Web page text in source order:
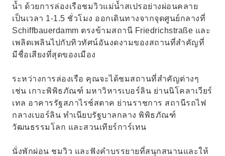
น้ำ ด้วยการล่องเรือชมวิวแม่น้ำสเปรอย่างผ่อนคลาย
เป็นเวลา 1-1.5 ชั่วโมง ออกเดินทางจากจุดศูนย์กลางที่
Schiffbauerdamm ตรงข้ามสถานี Friedrichstraße และ
เพลิดเพลินไปกับทิวทัศน์อันงดงามของสถานที่สำคัญที่
มีชื่อเสียงที่สุดของเมือง
ระหว่างการล่องเรือ คุณจะได้ชมสถานที่สำคัญต่างๆ
เช่น เกาะพิพิธภัณฑ์ มหาวิหารเบอร์ลิน ย่านนิโคลาเวียร์
เทล อาคารรัฐสภาไรช์สตาค ย่านราชการ สถานีรถไฟ
กลางเบอร์ลิน ทำเนียบรัฐบาลกลาง พิพิธภัณฑ์
วัฒนธรรมโลก และสวนเทียร์การ์เทน
นั่งพักผ่อน ชมวิว และฟังคำบรรยายที่สนุกสนานและให้